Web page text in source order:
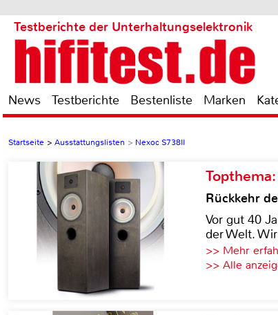
Testberichte der Unterhaltungselektronik
News Testberichte Bestenliste Marken
Startseite > Ausstattungslisten > Nexoc S738II
Rückkehr
Vor gut 40
der Welt.
>> Mehr
>> Alle